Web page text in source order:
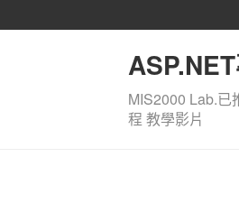
MIS2000 Lab.已
程 教學影片